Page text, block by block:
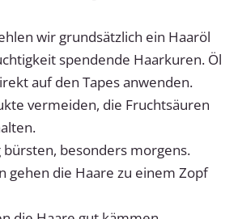
wir grundsätzlich ein Haaröl
spendende Haarkuren. Öl
auf den Tapes anwenden.
vermeiden, die Fruchtsäuren
bürsten, besonders morgens.
gehen die Haare zu einem Zopf